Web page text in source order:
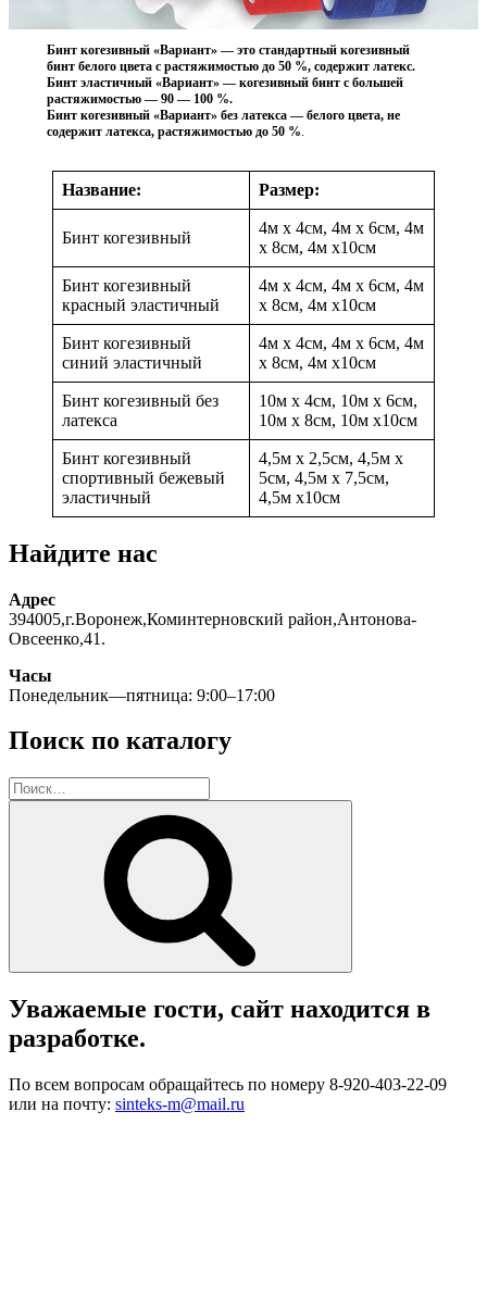
Бинт когезивный «Вариант» — это стандартный когезивный
бинт белого цвета с растяжимостью до 50 %, содержит латекс.
Бинт эластичный «Вариант» — когезивный бинт с большей
растяжимостью — 90 — 100 %.
Бинт когезивный «Вариант» без латекса — белого цвета, не
содержит латекса, растяжимостью до 50 %
Название: Размер:
Бинт когезивный
4м х 4см, 4м х 6см, 4м
х 8см, 4м х10см
Бинт когезивный
красный эластичный
4м х 4см, 4м х 6см, 4м
х 8см, 4м х10см
Бинт когезивный
синий эластичный
4м х 4см, 4м х 6см, 4м
х 8см, 4м х10см
Бинт когезивный без
латекса
10м х 4см, 10м х 6см,
10м х 8см, 10м х10см
Бинт когезивный
спортивный бежевый
эластичный
4,5м х 2,5см, 4,5м х
5см, 4,5м х 7,5см,
4,5м х10см
Найдите нас
Адрес
394005,г.Воронеж,Коминтерновский район,Антонова-
Овсеенко,41.
Часы
Понедельник—пятница: 9:00–17:00
Поиск по каталогу
Искать:
Уважаемые гости, сайт находится в
разработке.
По всем вопросам обращайтесь по номеру 8-920-403-22-09
или на почту: sinteks-m@mail.ru